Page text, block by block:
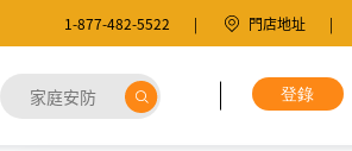
1-877-482-5522 門店地址